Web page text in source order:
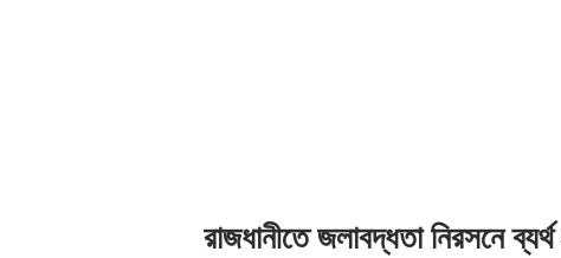
রাজধানীতে জলাবদ্ধতা নিরসনে